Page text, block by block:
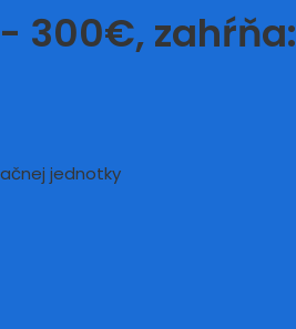
300€, zahŕňa:
jednotky